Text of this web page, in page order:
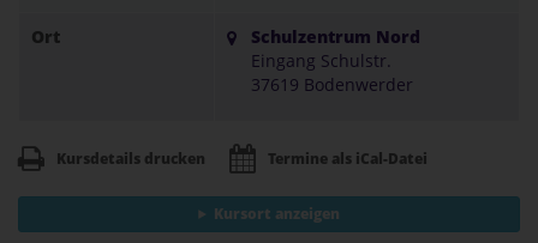
Ort
Schulzentrum Nord
Eingang Schulstr.
37619 Bodenwerder
Kursdetails drucken Termine als iCal-Datei
Kursort anzeigen